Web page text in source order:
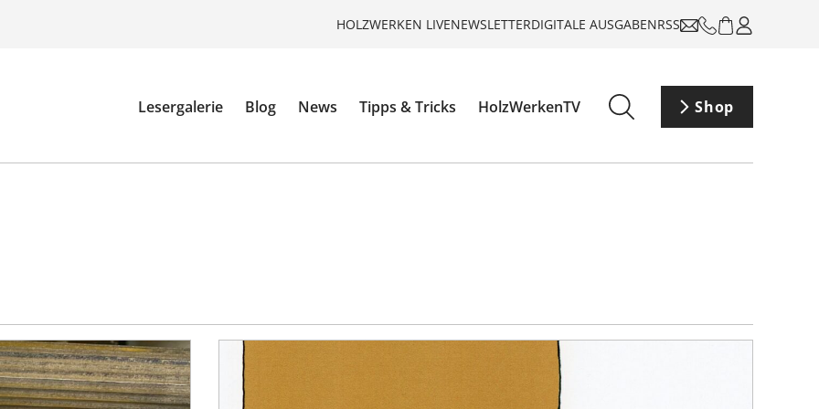
HOLZWERKEN LIVENEWSLETTERDIGITALE AUSGABENRSS
Lesergalerie Blog News Tipps & Tricks HolzWerkenTV Shop